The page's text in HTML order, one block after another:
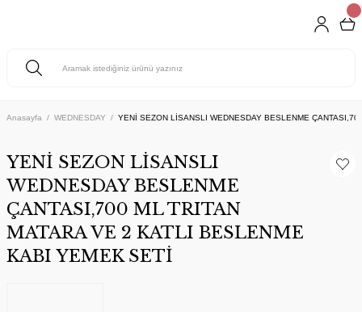
Anasayfa WEDNESDAY YENİ SEZON LİSANSLI WEDNESDAY BESLENME
YENİ SEZON LİSANSLI
WEDNESDAY BESLENME
ÇANTASI,700 ML TRITAN
MATARA VE 2 KATLI BESLENME
KABI YEMEK SETİ